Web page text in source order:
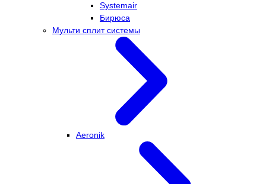
Systemair
Бирюса
Мульти сплит системы
Aeronik